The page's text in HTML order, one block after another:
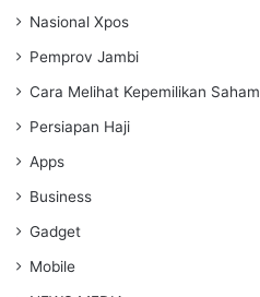
Nasional Xpos
Pemprov Jambi
Cara Melihat Kepemilikan Saham
Persiapan Haji
Apps
Business
Gadget
Mobile